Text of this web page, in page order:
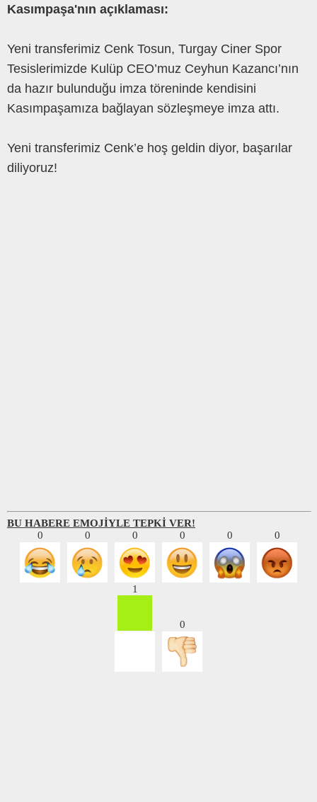
Kasımpaşa'nın açıklaması:
Yeni transferimiz Cenk Tosun, Turgay Ciner Spor
Tesislerimizde Kulüp CEO’muz Ceyhun Kazancı’nın
da hazır bulunduğu imza töreninde kendisini
Kasımpaşamıza bağlayan sözleşmeye imza attı.
Yeni transferimiz Cenk’e hoş geldin diyor, başarılar
diliyoruz!
BU HABERE EMOJİYLE TEPKİ VER!
0
0 0 0 0 0
1
0